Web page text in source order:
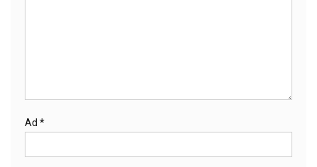
Ad *